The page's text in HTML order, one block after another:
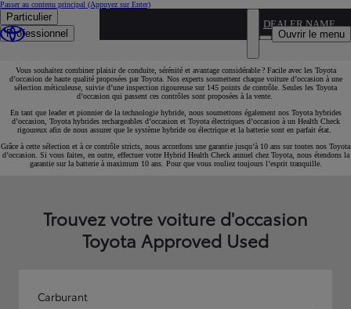
Passer au contenu principal (Appuyez sur Enter)
Particulier
Professionnel
DEALER NAME
Ouvrir le menu
Optez pour une Toyota d’occasion de qualité
supérieure avec garantie
Vous souhaitez combiner plaisir de conduite, sérénité et avantage considérable ? Facile avec les Toyota
d’occasion de haute qualité proposées par Toyota. Nos experts soumettent chaque voiture d’occasion à une
sélection méticuleuse, suivie d’une inspection rigoureuse sur 145 points de contrôle. Seules les Toyota
d’occasion qui passent ces contrôles sont proposées à la vente.
En tant que leader et pionnier de la technologie hybride, nous soumettons également nos Toyota hybrides
d’occasion, Toyota hybrides rechargeables d’occasion et Toyota électriques d’occasion à un Health Check
rigoureux afin de nous assurer que le système hybride ou électrique et la batterie sont en parfait état.
Grâce à cette sélection et à ce contrôle stricts, nous accordons une garantie jusqu’à 10 ans sur toutes nos Toyota
d’occasion. Si vous faites, en outre, effectuer votre Hybrid Health Check annuel chez Toyota, nous étendons la
garantie sur la batterie à maximum 10 ans. Pour que vous rouliez toujours l’esprit tranquille.
Trouvez votre voiture d'occasion
Toyota Approved Used
Carburant